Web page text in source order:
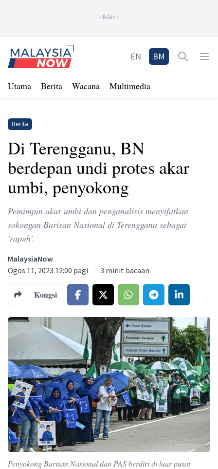
- Iklan -
Home
EN BM Open
Utama Berita Wacana Multimedia
Berita
Di Terengganu, BN
berdepan undi protes akar
umbi, penyokong
Pemimpin akar umbi dan penganalisis menyifatkan
sokongan Barisan Nasional di Terengganu sebagai
'rapuh'.
MalaysiaNow
Ogos 11, 2023 12:00 pagi
3 minit bacaan
Kongsi
Penyokong Barisan Nasional dan PAS berdiri di luar pusat